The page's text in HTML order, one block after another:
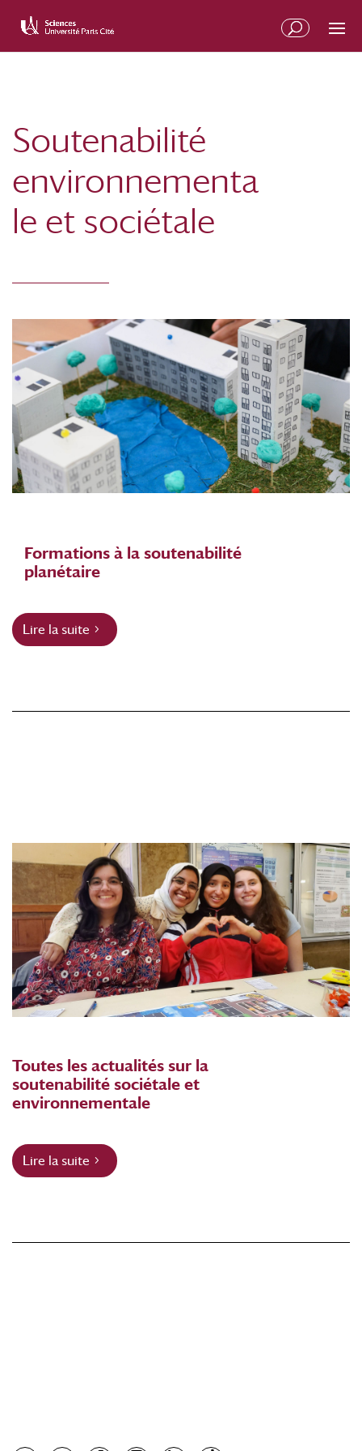
Soutenabilité
environnementa
le et sociétale
Formations à la soutenabilité
planétaire
Lire la suite
Toutes les actualités sur la
soutenabilité sociétale et
environnementale
Lire la suite